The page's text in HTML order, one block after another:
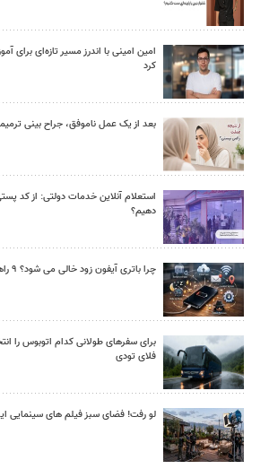
امین امینی با اندرز مسیر تازه‌ای
کرد
بعد از یک عمل ناموفق، جراح بینی
استعلام آنلاین خدمات دولتی: از کد
دهیم؟
چرا باتری آیفون زود خالی می شود؟ ۹ راهکار واقعی
برای سفرهای طولانی کدام اتوبوس را
فلای تودی
لو رفت! فضای سبز فیلم های سینمایی